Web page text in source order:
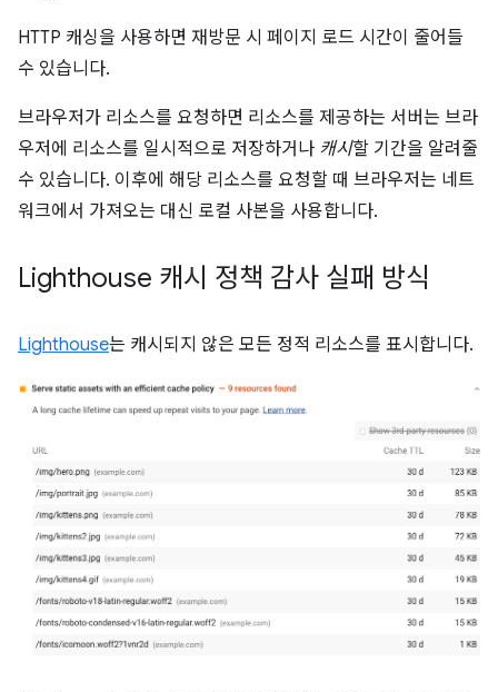
HTTP 캐싱을 사용하면 재방문 시 페이지 로드 시간이 줄어들
수 있습니다.
브라우저가 리소스를 요청하면 리소스를 제공하는 서버는 브라
우저에 리소스를 일시적으로 저장하거나 캐시할 기간을 알려줄
수 있습니다. 이후에 해당 리소스를 요청할 때 브라우저는 네트
워크에서 가져오는 대신 로컬 사본을 사용합니다.
Lighthouse 캐시 정책 감사 실패 방식
Lighthouse는 캐시되지 않은 모든 정적 리소스를 표시합니다.